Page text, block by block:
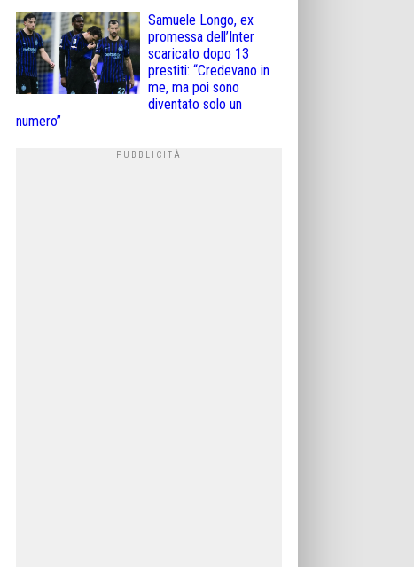
Samuele Longo, ex
promessa dell’Inter
scaricato dopo 13
prestiti: “Credevano in
me, ma poi sono
diventato solo un
numero”